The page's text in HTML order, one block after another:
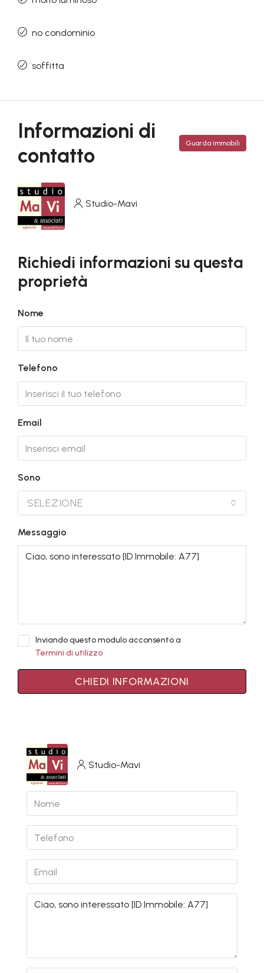
no condominio
soffitta
Informazioni di
contatto
Guarda immobili
Studio-Mavi
Richiedi informazioni su questa
proprietà
Nome
Telefono
Email
Sono
SELEZIONE
Messaggio
Inviando questo modulo acconsento a
Termini di utilizzo
CHIEDI INFORMAZIONI
Studio-Mavi